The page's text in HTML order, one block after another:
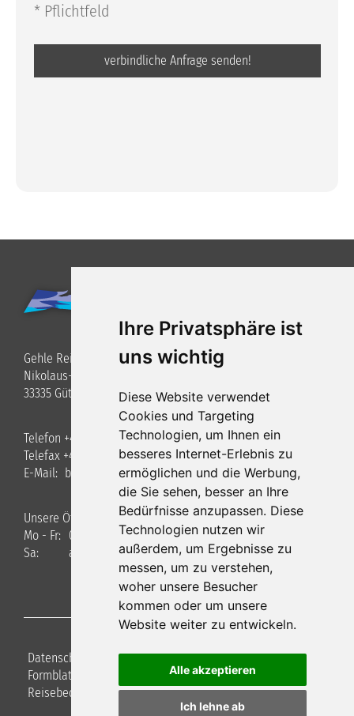
Ihre Privatsphäre ist
uns wichtig
Diese Website verwendet
Cookies und Targeting
Technologien, um Ihnen ein
besseres Internet-Erlebnis zu
ermöglichen und die Werbung,
die Sie sehen, besser an Ihre
Bedürfnisse anzupassen. Diese
Technologien nutzen wir
außerdem, um Ergebnisse zu
messen, um zu verstehen,
woher unsere Besucher
kommen oder um unsere
Website weiter zu entwickeln.
Alle akzeptieren
Ich lehne ab
* Pflichtfeld
Gehle Reisen GmbH
Nikolaus-Otto-Straße 3
33335 Gütersloh
Telefon +49 (0)5241 / 40 34 8-0
Telefax +49 (0)5241 / 40348-22
E-Mail: bus gehle-reisen.de
Unsere Öffnungszeiten
Mo - Fr: 09.00 - 17.00 Uhr
Sa:
auf Anfrage
Datenschutz Haftungsausschluss | Impressum |
Formblatt für Pauschalreisen | Versicherung
Reisebedingungen | Cookie-Einstellungen